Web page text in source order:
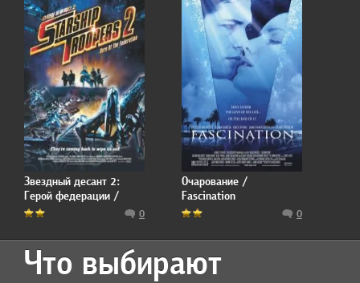
Звездный десант 2:
Герой федерации /
Starship Troopers 2:
0
Очарование /
Fascination
0
Что выбирают